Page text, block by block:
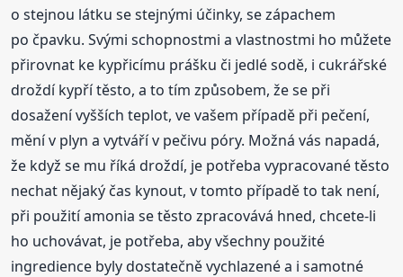
o stejnou látku se stejnými účinky, se zápachem
po čpavku. Svými schopnostmi a vlastnostmi ho můžete
přirovnat ke kypřicímu prášku či jedlé sodě, i cukrářské
droždí kypří těsto, a to tím způsobem, že se při
dosažení vyšších teplot, ve vašem případě při pečení,
mění v plyn a vytváří v pečivu póry. Možná vás napadá,
že když se mu říká droždí, je potřeba vypracované těsto
nechat nějaký čas kynout, v tomto případě to tak není,
při použití amonia se těsto zpracovává hned, chcete-li
ho uchovávat, je potřeba, aby všechny použité
ingredience byly dostatečně vychlazené a i samotné